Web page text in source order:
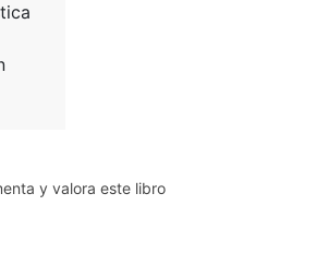
y valora este libro